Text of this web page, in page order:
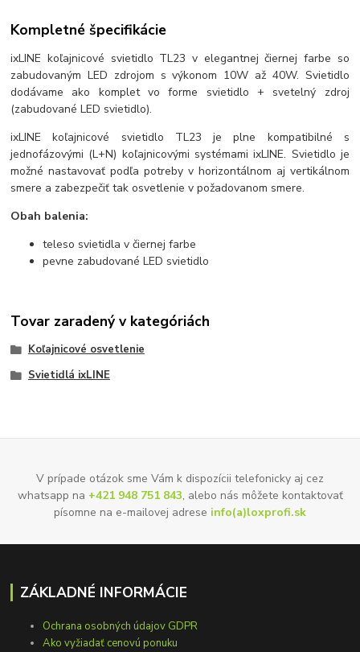
Kompletné špecifikácie
ixLINE koľajnicové svietidlo TL23 v elegantnej čiernej farbe so
zabudovaným LED zdrojom s výkonom 10W až 40W. Svietidlo
dodávame ako komplet vo forme svietidlo + svetelný zdroj
(zabudované LED svietidlo).
ixLINE koľajnicové svietidlo TL23 je plne kompatibilné s
jednofázovými (L+N) koľajnicovými systémami ixLINE. Svietidlo je
možné nastavovať podľa potreby v horizontálnom aj vertikálnom
smere a zabezpečiť tak osvetlenie v požadovanom smere.
Obah balenia:
teleso svietidla v čiernej farbe
pevne zabudované LED svietidlo
Tovar zaradený v kategóriách
Koľajnicové osvetlenie
Svietidlá ixLINE
V prípade otázok sme Vám k dispozícii telefonicky aj cez
whatsapp na +421 948 751 843, alebo nás môžete kontaktovať
písomne na e-mailovej adrese info(a)loxprofi.sk
ZÁKLADNÉ INFORMÁCIE
Ochrana osobných údajov GDPR
Ako vyžiadať cenovú ponuku